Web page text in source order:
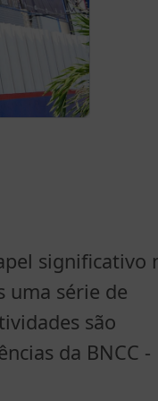
significativo
uma série de
são
da BNCC -